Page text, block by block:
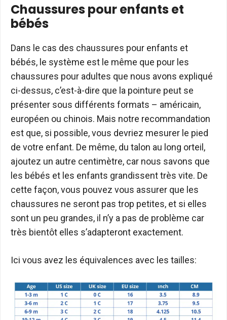
Chaussures pour enfants et
bébés
Dans le cas des chaussures pour enfants et
bébés, le système est le même que pour les
chaussures pour adultes que nous avons expliqué
ci-dessus, c’est-à-dire que la pointure peut se
présenter sous différents formats – américain,
européen ou chinois. Mais notre recommandation
est que, si possible, vous devriez mesurer le pied
de votre enfant. De même, du talon au long orteil,
ajoutez un autre centimètre, car nous savons que
les bébés et les enfants grandissent très vite. De
cette façon, vous pouvez vous assurer que les
chaussures ne seront pas trop petites, et si elles
sont un peu grandes, il n’y a pas de problème car
très bientôt elles s’adapteront exactement.
Ici vous avez les équivalences avec les tailles: